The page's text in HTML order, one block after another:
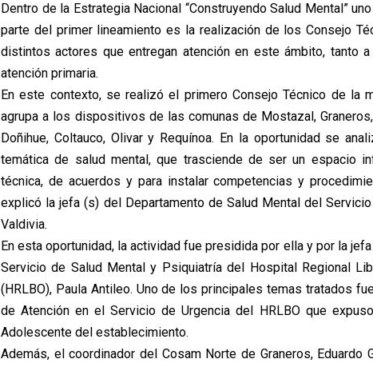
Dentro de la Estrategia Nacional “Construyendo Salud Mental”
parte del primer lineamiento es la realización de los Consejo
distintos actores que entregan atención en este ámbito, tanto
atención primaria.
En este contexto, se realizó el primero Consejo Técnico de la
agrupa a los dispositivos de las comunas de Mostazal, Graneros,
Doñihue, Coltauco, Olivar y Requínoa. En la oportunidad se
temática de salud mental, que trasciende de ser un espacio
técnica, de acuerdos y para instalar competencias y
explicó la jefa (s) del Departamento de Salud Mental del Servicio
Valdivia.
En esta oportunidad, la actividad fue presidida por ella y por la
Servicio de Salud Mental y Psiquiatría del Hospital Regional
(HRLBO), Paula Antileo. Uno de los principales temas tratados
de Atención en el Servicio de Urgencia del HRLBO que
Adolescente del establecimiento.
Además, el coordinador del Cosam Norte de Graneros, Eduardo